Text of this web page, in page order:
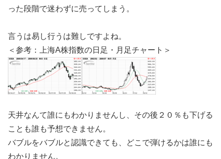
った段階で迷わずに売ってしまう。
言うは易し行うは難しですよね。
＜参考：上海A株指数の日足・月足チャート＞
天井なんて誰にもわかりませんし、その後２０％も下げる
ことも誰も予想できません。
バブルをバブルと認識できても、どこで弾けるかは誰にも
わかりません。